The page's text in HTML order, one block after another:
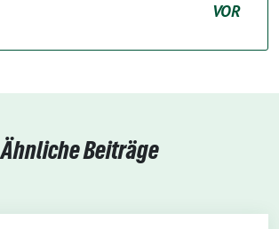
VOR
Ähnliche Beiträge